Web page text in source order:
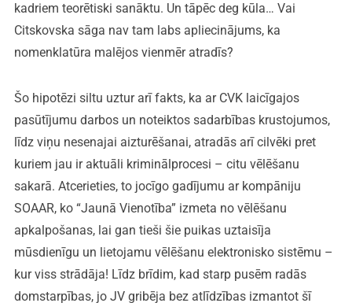
kadriem teorētiski sanāktu. Un tāpēc deg kūla… Vai
Citskovska sāga nav tam labs apliecinājums, ka
nomenklatūra malējos vienmēr atradīs?
Šo hipotēzi siltu uztur arī fakts, ka ar CVK laicīgajos
pasūtījumu darbos un noteiktos sadarbības krustojumos,
līdz viņu nesenajai aizturēšanai, atradās arī cilvēki pret
kuriem jau ir aktuāli kriminālprocesi – citu vēlēšanu
sakarā. Atcerieties, to jocīgo gadījumu ar kompāniju
SOAAR, ko “Jaunā Vienotība” izmeta no vēlēšanu
apkalpošanas, lai gan tieši šie puikas uztaisīja
mūsdienīgu un lietojamu vēlēšanu elektronisko sistēmu –
kur viss strādāja! Līdz brīdim, kad starp pusēm radās
domstarpības, jo JV gribēja bez atlīdzības izmantot šī